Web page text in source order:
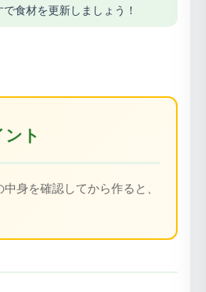
食材を更新しましょう！
ト
身を確認してから作ると、